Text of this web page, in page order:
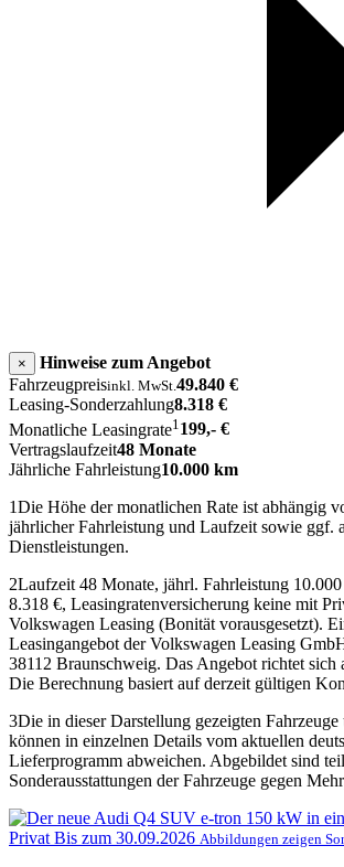
×
Hinweise zum Angebot
Fahrzeugpreisinkl. MwSt.49.840 €
Leasing-Sonderzahlung8.318 €
Monatliche Leasingrate1 199,- €
Vertragslaufzeit48 Monate
Jährliche Fahrleistung10.000 km
1Die Höhe der monatlichen Rate ist abhängig
jährlicher Fahrleistung und Laufzeit sowie ggf.
Dienstleistungen.
2Laufzeit 48 Monate, jährl. Fahrleistung
8.318 €, Leasingratenversicherung keine mit
Volkswagen Leasing (Bonität vorausgesetzt).
Leasingangebot der Volkswagen Leasing
38112 Braunschweig. Das Angebot richtet sich
Die Berechnung basiert auf derzeit gültigen
3Die in dieser Darstellung gezeigten Fahrzeuge
können in einzelnen Details vom aktuellen
Lieferprogramm abweichen. Abgebildet sind
Sonderausstattungen der Fahrzeuge gegen
Privat Bis zum 30.09.2026 Abbildungen zeigen